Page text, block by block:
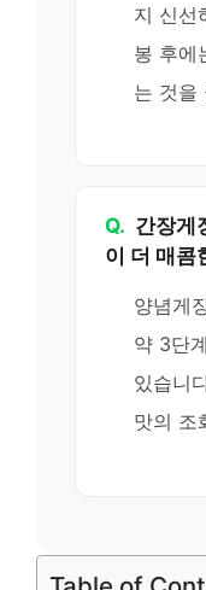
지 신선
봉 후에
는 것을
Q. 간장게
이 더 매콤
양념게
약 3단
있습니
맛의 조